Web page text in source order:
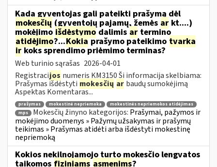
Kada gyventojas gali pateikti prašymą dėl
mokesčių (gyventojų pajamų, žemės ar kt....)
mokėjimo išdėstymo dalimis ar termino
atidėjimo?...Kokiaprašymo pateikimo tvarka
irkoks sprendimo priėmimo terminas?
Web turinio sąrašas 2026-04-01
Registracijos numeris KM3150 Ši informacija skelbiama:
Prašymas išdėstyti mokesčių ar baudų sumokėjimą
Aspektas Komentaras...
prašymas mokestinė nepriemoka
mokestinės nepriemokos atidėjimas
mps
Mokesčių žinyno kategorijos: Prašymai, pažymos ir
mokėjimo duomenys » Pažymų užsakymas ir prašymų
teikimas » Prašymas atidėti arba išdėstyti mokestinę
nepriemoką
Kokios nekilnojamojo turto mokesčio lengvatos
taikomos fiziniams asmenims?